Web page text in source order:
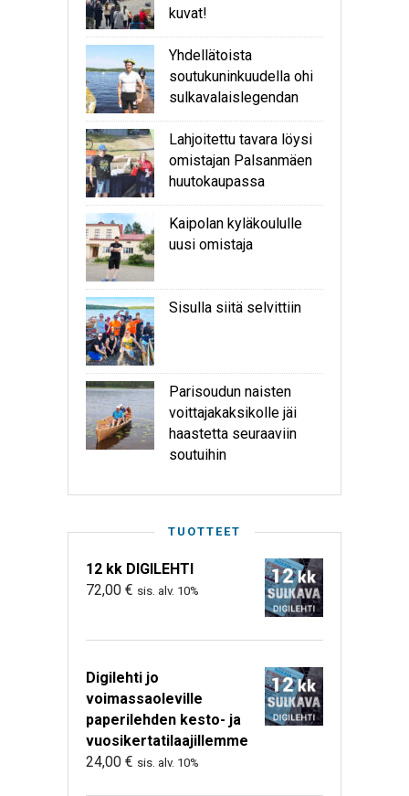
kuvat!
Yhdellätoista
soutukuninkuudella ohi
sulkavalaislegendan
Lahjoitettu tavara löysi
omistajan Palsanmäen
huutokaupassa
Kaipolan kyläkoululle
uusi omistaja
Sisulla siitä selvittiin
Parisoudun naisten
voittajakaksikolle jäi
haastetta seuraaviin
soutuihin
TUOTTEET
12 kk DIGILEHTI
72,00 € sis. alv. 10%
Digilehti jo
voimassaoleville
paperilehden kesto- ja
vuosikertatilaajillemme
24,00 € sis. alv. 10%